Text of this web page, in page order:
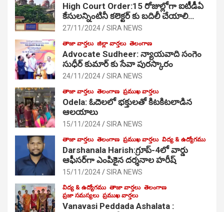
High Court Order:15 రోజుల్లోగా ఐటీడీఏ
కేసులన్నింటినీ కలెక్టర్ కు బదిలీ చేయాలి…
27/11/2024 SIRA NEWS
తాజా వార్తలు జిల్లా వార్తలు తెలంగాణ
Advocate Sudheer: న్యాయవాది సంగెం
సుధీర్ కుమార్ కు సేవా పురస్కారం
24/11/2024 SIRA NEWS
తాజా వార్తలు తెలంగాణ ప్రముఖ వార్తలు
Odela: ఓదెల‌లో భక్తులతో కిటకిటలాడిన
ఆల‌యాలు
15/11/2024 SIRA NEWS
తాజా వార్తలు తెలంగాణ ప్రముఖ వార్తలు విద్య & ఉద్యోగము
Darshanala Harish:గ్రూప్-4లో వార్డు
ఆఫీసర్‌గా ఎంపికైన దర్శనాల హరీష్
15/11/2024 SIRA NEWS
విద్య & ఉద్యోగము తాజా వార్తలు తెలంగాణ
ప్రజా సమస్యలు ప్రముఖ వార్తలు
Vanavasi Peddada Ashalata :